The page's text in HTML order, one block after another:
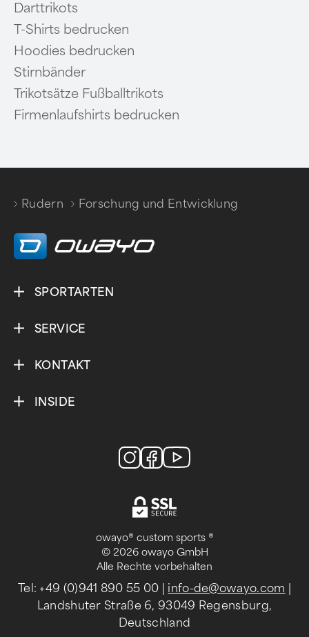
Darttrikots
T-Shirts bedrucken
Hoodies bedrucken
Stirnbänder
Trikotsätze Fußballtrikots
Firmenlaufshirts bedrucken
Rudern
Forschung und Entwicklung
SPORTARTEN
SERVICE
KONTAKT
INSIDE
owayo® custom sports ®
© 2026 owayo GmbH
Alle Rechte vorbehalten
Tel: +49 (0)941 890 55 00 info-de@owayo.com
Landshuter Straße 6, 93049 Regensburg,
Deutschland